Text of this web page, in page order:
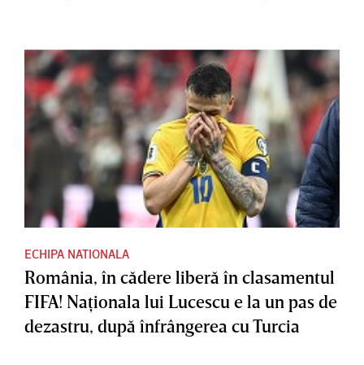
ECHIPA NATIONALA
România, în cădere liberă în clasamentul
FIFA! Naţionala lui Lucescu e la un pas de
dezastru, după înfrângerea cu Turcia